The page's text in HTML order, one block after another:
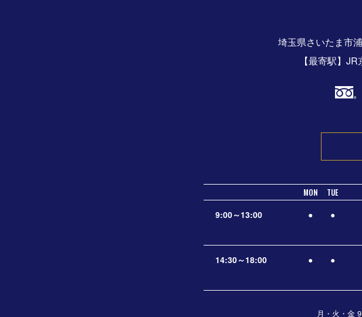
埼玉県さいたま市
【最寄駅】
MON TUE
月・火・金
9:00～13:00 ● ●
14:30～18:00 ● ●